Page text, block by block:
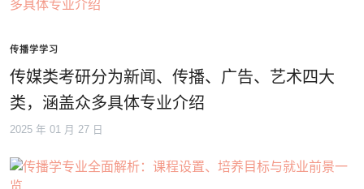
传播学学习
传媒类考研分为新闻、传播、广告、艺术四大
类，涵盖众多具体专业介绍
2025 年 01 月 27 日